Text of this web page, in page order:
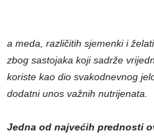
a meda, različitih sjemenki i
zbog sastojaka koji sadrže
koriste kao dio svakodnevnog
dodatni unos važnih nutrijenata.
Jedna od najvećih prednosti